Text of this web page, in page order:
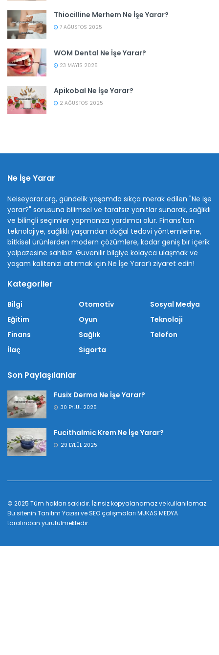
Thiocilline Merhem Ne İşe Yarar?
7 AĞUSTOS 2025
WOM Dental Ne İşe Yarar?
23 MAYIS 2025
Apikobal Ne İşe Yarar?
2 AĞUSTOS 2025
Ne İşe Yarar
Neiseyarar.org, gündelik yaşamda sıkça merak edilen "Ne işe
yarar?" sorusuna bilimsel ve tarafsız yanıtlar sunarak, sağlıklı
ve bilinçli seçimler yapmanıza yardımcı olur. Finans'tan
teknolojiye, sağlıklı yaşamdan doğal tedavi yöntemlerine,
bitkisel ürünlerden modern çözümlere, kadar geniş bir içerik
yelpazesine sahibiz. Güvenilir bilgiye kolayca ulaşmak ve
yaşam kalitenizi artırmak için Ne İşe Yarar’ı ziyaret edin!
Kategoriler
Bilgi
Eğitim
Finans
İlaç
Otomotiv
Oyun
Sağlık
Sigorta
Sosyal Medya
Teknoloji
Telefon
Son Paylaşılanlar
Fusix Derma Ne İşe Yarar?
30 EYLÜL 2025
Fucithalmic Krem Ne İşe Yarar?
29 EYLÜL 2025
© 2025 Tüm hakları saklıdır. İzinsiz kopyalanamaz ve kullanılamaz.
Bu sitenin Tanıtım Yazısı ve SEO çalışmaları MUKAS MEDYA
tarafından yürütülmektedir.